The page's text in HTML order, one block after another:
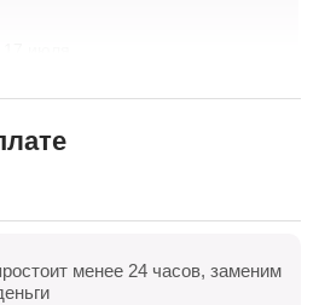
даже лучше, чем на
менеджеру — помог с
Обязательно
Оставить отзыв
менее 24 часов, заменим